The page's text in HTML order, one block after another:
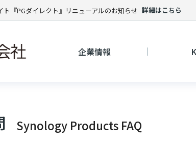
ト『PGダイレクト』リニューアルのお知らせ 詳細はこちら
企業情報
Synology Products FAQ